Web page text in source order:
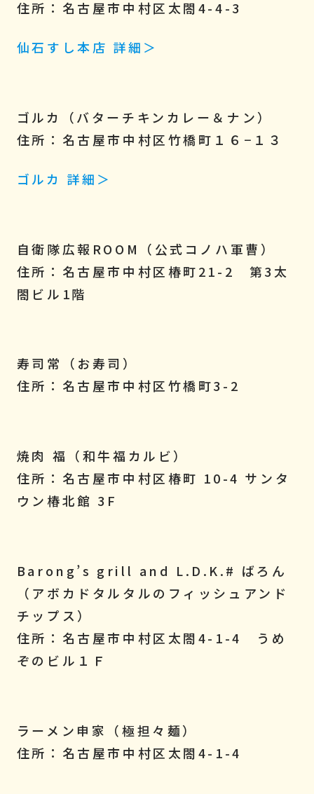
住所：名古屋市中村区太閤4-4-3
仙石すし本店 詳細＞
ゴルカ（バターチキンカレー ＆ ナン）
住所：名古屋市中村区竹橋町１６−１３
ゴルカ 詳細＞
自衛隊広報ROOM（公式コノハ軍曹）
住所：名古屋市中村区椿町21-2 第3太
閤ビル1階
寿司常（お寿司）
住所：名古屋市中村区竹橋町3-2
焼肉 福（和牛福カルビ）
住所：名古屋市中村区椿町 10-4 サンタ
ウン椿北館 3F
Barong’s grill and L.D.K.# ばろん
（アボカドタルタルのフィッシュアンド
チップス）
住所：名古屋市中村区太閤4-1-4 うめ
ぞのビル１Ｆ
ラーメン申家（極担々麺）
住所：名古屋市中村区太閤4-1-4